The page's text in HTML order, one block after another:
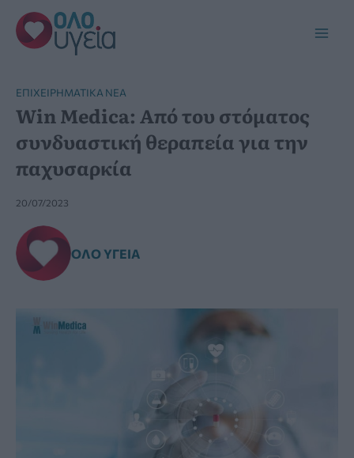
Μετάβαση
στο
περιεχόμενο
ΕΠΙΧΕΙΡΗΜΑΤΙΚΆ ΝΈΑ
Win Medica: Από του στόματος
συνδυαστική θεραπεία για την
παχυσαρκία
20/07/2023
ΌΛΟ ΥΓΕΊΑ